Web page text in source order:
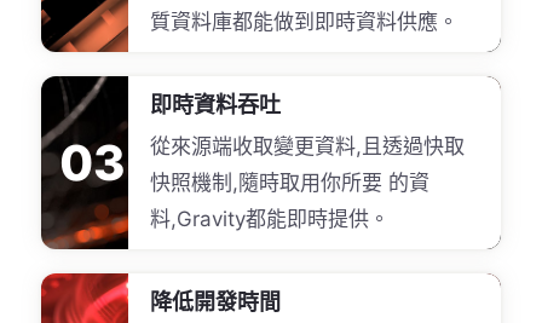
質資料庫都能做到即時資料供應。
03
即時資料吞吐
從來源端收取變更資料,且透過快取
快照機制,隨時取用你所要 的資
料,Gravity都能即時提供。
降低開發時間